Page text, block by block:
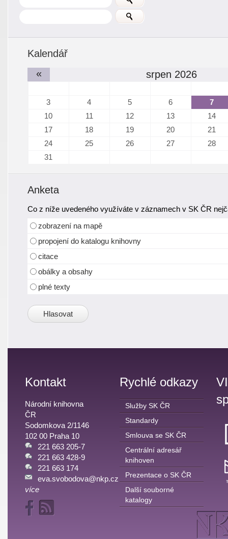
Kalendář
«
srpen 2026
3 4 5 6
7
10
11 12 13
14
17
18 19 20
21
24
25 26 27
28
31
Anketa
Co z níže uvedeného využíváte v záznamech v SK ČR
zobrazení na mapě
propojení do katalogu knihovny
citace
obálky a obsahy
plné texty
Kontakt
Národní knihovna
ČR
Sodomkova 2/1146
102 00 Praha 10
221 663 205-7
221 663 428-9
221 663 174
eva.svobodova@nkp.cz
více
Rychlé odkazy
Služby SK ČR
Standardy
Smlouva se SK ČR
Centrální adresář
knihoven
Prezentace o SK ČR
Další souborné
katalogy